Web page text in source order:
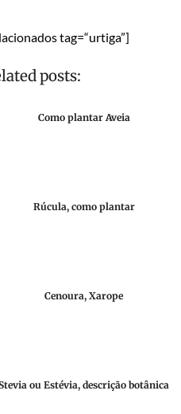
tag=“urtiga”]
posts:
Como plantar Aveia
Rúcula, como plantar
Cenoura, Xarope
ou Estévia, descrição botânica